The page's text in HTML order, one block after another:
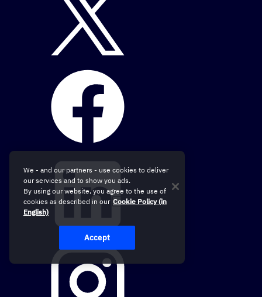
We - and our partners - use cookies to deliver
our services and to show you ads.
By using our website, you agree to the use of
cookies as described in our Cookie Policy (in
English)
Accept